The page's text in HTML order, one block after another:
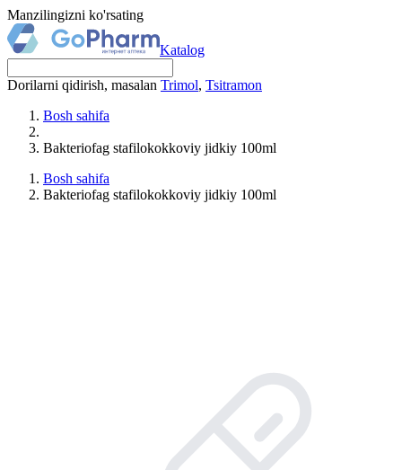
Manzilingizni ko'rsating
Katalog
Dorilarni qidirish, masalan Trimol, Tsitramon
Bosh sahifa
Bakteriofag stafilokokkoviy jidkiy 100ml
Bosh sahifa
Bakteriofag stafilokokkoviy jidkiy 100ml